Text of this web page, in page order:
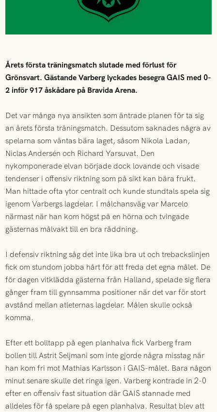
Årets första träningsmatch slutade med förlust för
Grönsvart. Gästande Varberg lyckades besegra GAIS med 0-
2 inför 917 åskådare på Bravida Arena.
Det var många nya ansikten som äntrade planen för ta sig
an årets första träningsmatch. Dessutom saknades några av
spelarna som väntas bära laget, såsom Nikola Ladan,
Niclas Andersén och Richard Yarsuvat. Den
nykomponerade elvan började dock lovande och visade
tendenser i offensiv riktning som på sikt kan bära frukt.
Man hittade ofta ytor centralt och kunde stundtals spela sig
igenom Varbergs lagdelar. I målchansväg var Marcelo
närmast när han kom högst på en hörna och tvingade
gästernas målvakt till en bra räddning.
I defensiv riktning såg det inte lika bra ut och trebackslinjen
fick om stundom jobba hårt för att freda det egna målet. De
för dagen vitklädda gästerna från Halland, spelade sig flera
gånger fram till gynnsamma positioner när det var för stort
avstånd mellan atleternas lagdelar. Målen skulle också
komma.
Efter ett bolltapp på egen planhalva fick Varberg fram
bollen till Astrit Seljmani som inte gjorde några misstag när
han kom fri mot Mathias Karlsson i GAIS-målet. Bara någon
minut senare skulle det ringa igen. Varberg kontrade in 2-0
efter en offensiv fast situation där GAIS stannade med
alldeles för få spelare på egen planhalva. Resultat blev att